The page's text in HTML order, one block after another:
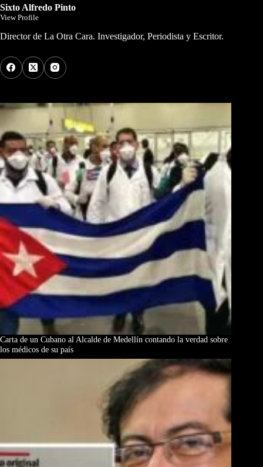
Sixto Alfredo Pinto
View Profile
Director de La Otra Cara. Investigador, Periodista y Escritor.
Carta de un Cubano al Alcalde de Medellín contando la verdad sobre
los médicos de su país